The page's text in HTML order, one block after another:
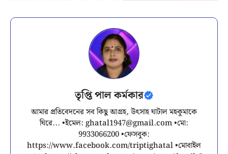
তৃপ্তি পাল কর্মকার
আমার প্রতিবেদনের সব কিছু আগ্রহ, উৎসাহ ঘাটাল মহকুমাকে
ঘিরে... •ইমেল: ghatal1947@gmail.com•মো:
9933066200 •ফেসবুক:
https://www.facebook.com/triptighatal •মোবাইল